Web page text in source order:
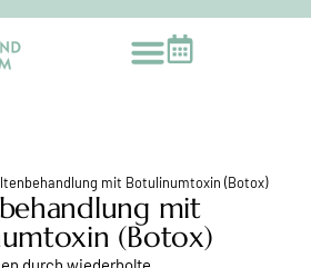
mit Botulinumtoxin (Botox)
mit
(Botox)